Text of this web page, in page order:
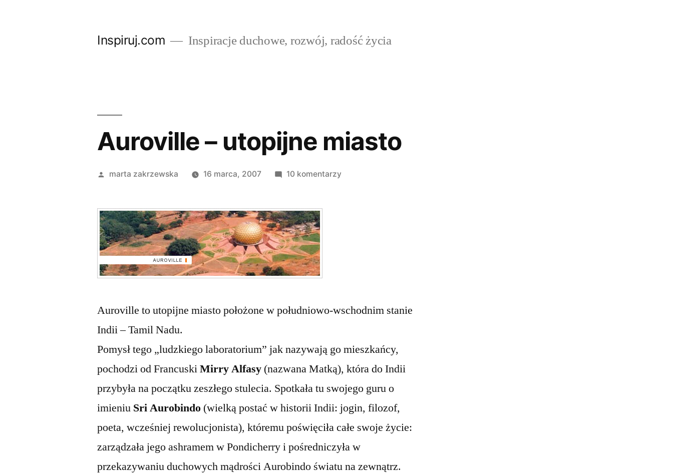
Inspiruj.com Inspiracje duchowe, rozwój, radość życia
Auroville – utopijne miasto
Opublikowane
marta zakrzewska 16 marca, 2007 10 komentarzydo
Auroville to utopijne miasto położone w południowo-wschodnim stanie
Indii – Tamil Nadu.
Pomysł tego „ludzkiego laboratorium” jak nazywają go mieszkańcy,
pochodzi od FrancuskiMirry Alfasy (nazwana Matką), która do Indii
przybyła na początku zeszłego stulecia. Spotkała tu swojego guru o
imieniu Sri Aurobindo (wielką postać w historii Indii: jogin, filozof,
poeta, wcześniej rewolucjonista), któremu poświęciła całe swoje życie:
zarządzała jego ashramem w Pondicherry i pośredniczyła w
przekazywaniu duchowych mądrości Aurobindo światu na zewnątrz.